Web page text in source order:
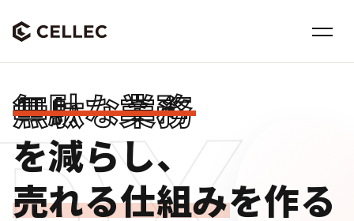
無駄な業務
を減ら し、
売れる仕組みを作る